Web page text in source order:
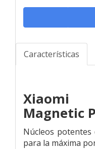
Características
Xiaomi
Magnetic
Núcleos
para la máxima